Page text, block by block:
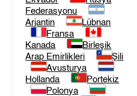
Federasyonu
Arjantin
Lübnan
Fransa
Kanada
Birleşik
Arap Emirlikleri
Şili
Avusturya
Hollanda
Portekiz
Polonya